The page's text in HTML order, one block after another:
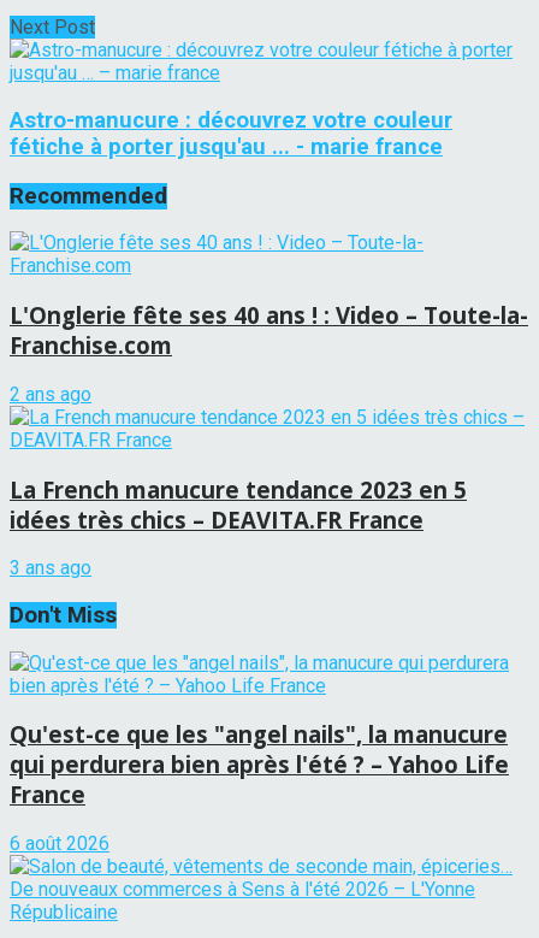
Next Post
Astro-manucure : découvrez votre couleur
fétiche à porter jusqu'au ... - marie france
Recommended
L'Onglerie fête ses 40 ans ! : Video – Toute-la-
Franchise.com
2 ans ago
La French manucure tendance 2023 en 5
idées très chics – DEAVITA.FR France
3 ans ago
Don't Miss
Qu'est-ce que les "angel nails", la manucure
qui perdurera bien après l'été ? – Yahoo Life
France
6 août 2026